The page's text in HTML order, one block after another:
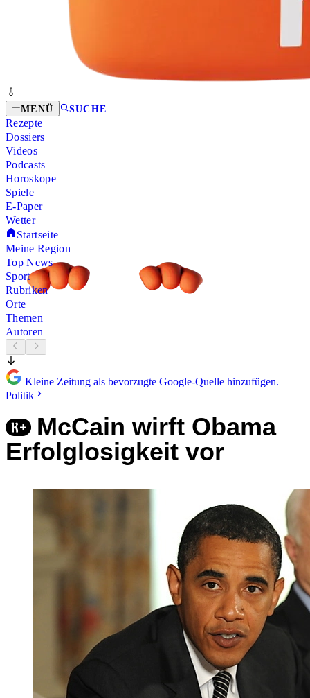
MENÜ SUCHE
Rezepte
Dossiers
Videos
Podcasts
Horoskope
Spiele
E-Paper
Wetter
Startseite
Meine Region
Top News
Sport
Rubriken
Orte
Themen
Autoren
Kleine Zeitung als bevorzugte Google-Quelle hinzufügen.
Politik
McCain wirft Obama
Erfolglosigkeit vor